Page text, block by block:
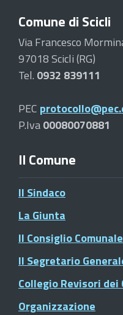
Comune di Scicli
Via Francesco
97018 Scicli (RG)
Tel. 0932 839111
PEC
P.Iva00080070881
Il Comune
Il Sindaco
La Giunta
Il Consiglio Comunale
Il Segretario
Collegio Revisori dei
Organizzazione